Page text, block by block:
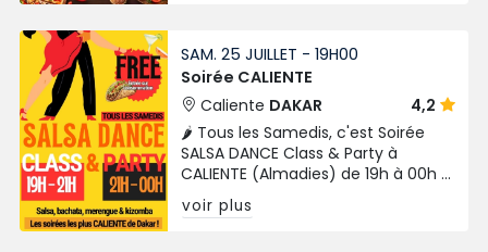
SAM. 25 JUILLET - 19H00
Soirée CALIENTE
Caliente DAKAR
4,2
🌶️ Tous les Samedis, c'est Soirée
SALSA DANCE Class & Party à
CALIENTE (Almadies) de 19h à 00h !
Entrée FREE sur consommation. Un
Samedi soir chaleureux et festif
voir plus